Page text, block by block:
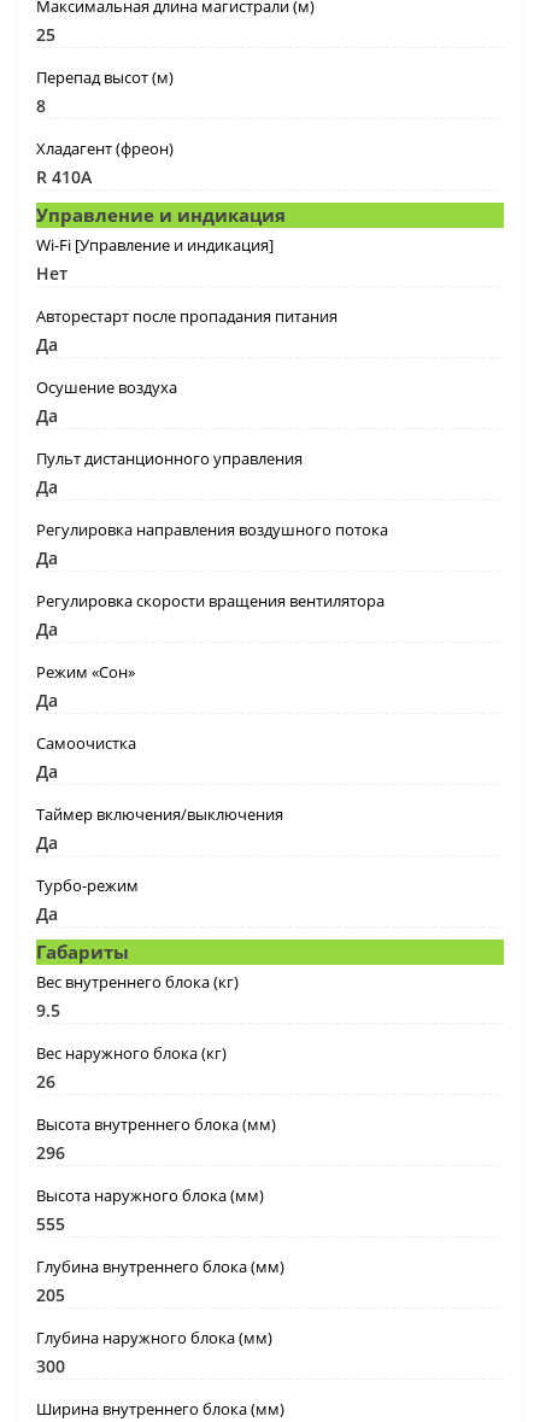
Максимальная длина магистрали (м)
25
Перепад высот (м)
8
Хладагент (фреон)
R 410A
Управление и индикация
Wi-Fi [Управление и индикация]
Нет
Авторестарт после пропадания питания
Да
Осушение воздуха
Да
Пульт дистанционного управления
Да
Регулировка направления воздушного потока
Да
Регулировка скорости вращения вентилятора
Да
Режим «Сон»
Да
Самоочистка
Да
Таймер включения/выключения
Да
Турбо-режим
Да
Габариты
Вес внутреннего блока (кг)
9.5
Вес наружного блока (кг)
26
Высота внутреннего блока (мм)
296
Высота наружного блока (мм)
555
Глубина внутреннего блока (мм)
205
Глубина наружного блока (мм)
300
Ширина внутреннего блока (мм)